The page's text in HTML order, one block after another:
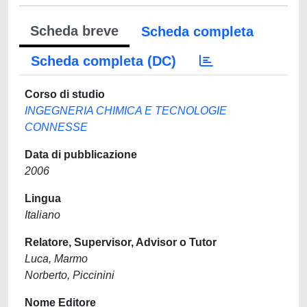
Scheda breve
Scheda completa
Scheda completa (DC)
Corso di studio
INGEGNERIA CHIMICA E TECNOLOGIE
CONNESSE
Data di pubblicazione
2006
Lingua
Italiano
Relatore, Supervisor, Advisor o Tutor
Luca, Marmo
Norberto, Piccinini
Nome Editore